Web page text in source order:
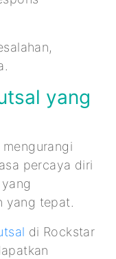
yang
percaya diri
yang tepat.
di Rockstar